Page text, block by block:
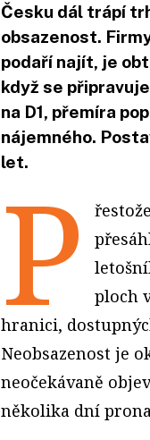
Česku dál trápí
obsazenost.
podaří najít, je
když se
na D1, přemíra
nájemného.
let.
P
ploch
hranici,
Neobsazenost je
neočekávaně
několika dní